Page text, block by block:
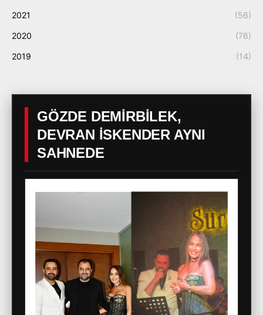
2021 (56)
2020 (76)
2019 (14)
GÖZDE DEMİRBİLEK,
DEVRAN İSKENDER AYNI
SAHNEDE